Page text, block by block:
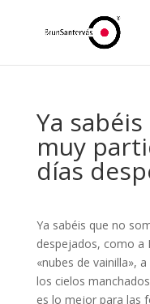
Ya
muy
días
Ya sabéis que no
despejados, como a
«nubes de vainilla»,
los cielos
es lo mejor para las